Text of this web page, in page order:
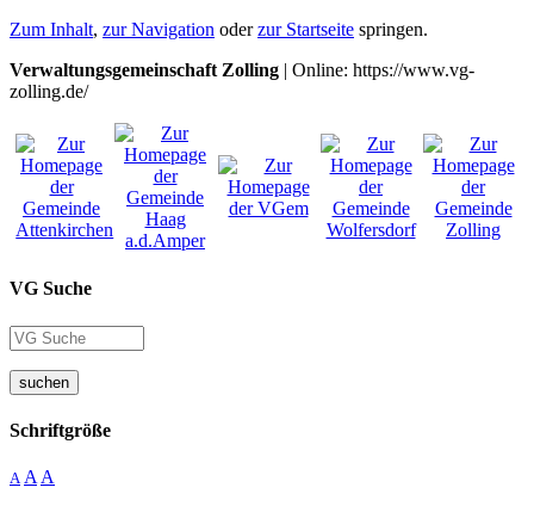
Zum Inhalt, zur Navigation oderzur Startseite springen.
Verwaltungsgemeinschaft Zolling | Online: https://www.vg-
zolling.de/
VG Suche
suchen
Schriftgröße
A A A